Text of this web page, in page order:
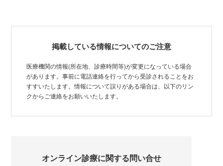
掲載している情報についてのご注意
医療機関の情報(所在地、診療時間等)が変更になっている場合
があります。事前に電話連絡を行ってから受診されることをお
すすいたします。情報について誤りがある場合は、以下のリン
クからご連絡をお願いいたします。
オンライン診療に関する問い合せ